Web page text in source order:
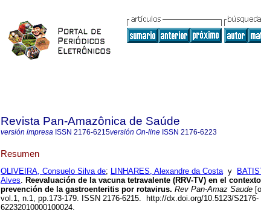
Revista Pan-Amazônica de Saúde
versión impresa ISSN 2176-6215versión On-line ISSN 2176-6223
Resumen
OLIVEIRA, Consuelo Silva de; LINHARES, Alexandre da Costay
Alves. Reevaluación de la vacuna tetravalente (RRV-TV) en el
prevención de la gastroenteritis por rotavirus. Rev Pan-Amaz Saude
vol.1, n.1, pp.173-179. ISSN 2176-6215. http://dx.doi.org/10.5123/S2176-
62232010000100024.